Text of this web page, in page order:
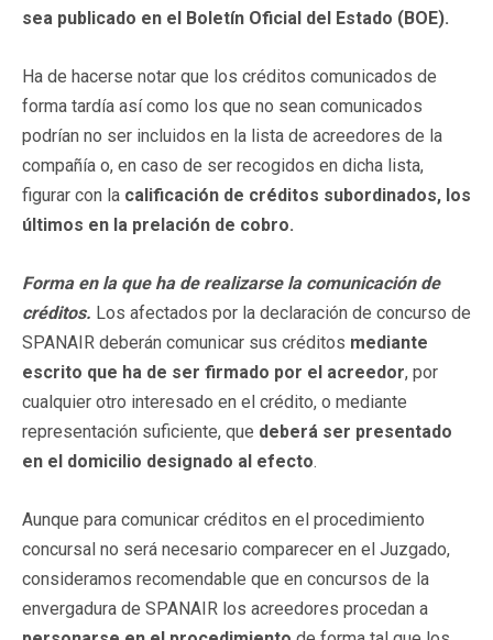
sea publicado en el Boletín Oficial del Estado (BOE).
Ha de hacerse notar que los créditos comunicados de
forma tardía así como los que no sean comunicados
podrían no ser incluidos en la lista de acreedores de la
compañía o, en caso de ser recogidos en dicha lista,
figurar con la calificación de créditos subordinados, los
últimos en la prelación de cobro.
Forma en la que ha de realizarse la comunicación de
créditos. Los afectados por la declaración de concurso de
SPANAIR deberán comunicar sus créditos mediante
escrito que ha de ser firmado por el acreedor, por
cualquier otro interesado en el crédito, o mediante
representación suficiente, que deberá ser presentado
en el domicilio designado al efecto.
Aunque para comunicar créditos en el procedimiento
concursal no será necesario comparecer en el Juzgado,
consideramos recomendable que en concursos de la
envergadura de SPANAIR los acreedores procedan a